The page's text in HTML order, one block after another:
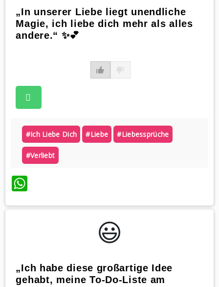
„In unserer Liebe liegt unendliche
Magie, ich liebe dich mehr als alles
andere.“ ✨💕
#ich Liebe Dich #liebe #liebessprüche
#verliebt
WhatsApp
😃️
„Ich habe diese großartige Idee
gehabt, meine To-Do-Liste am